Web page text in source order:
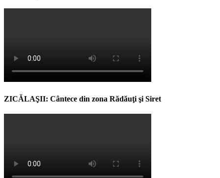
ZICĂLAŞII: Cântece din zona Rădăuţi şi Siret